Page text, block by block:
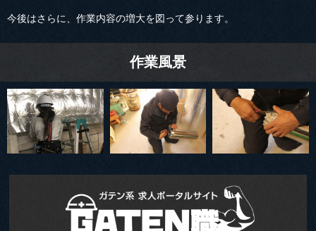
今後はさらに、作業内容の増大を図って参ります。
作業風景